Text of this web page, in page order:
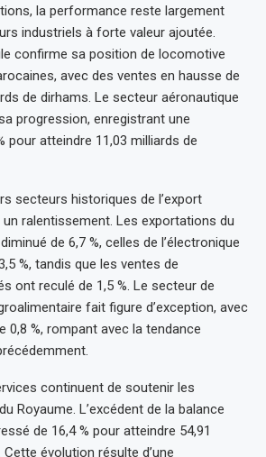
la performance reste largement
industriels à forte valeur ajoutée.
confirme sa position de locomotive
avec des ventes en hausse de
de dirhams. Le secteur aéronautique
progression, enregistrant une
pour atteindre 11,03 milliards de
secteurs historiques de l’export
ralentissement. Les exportations du
de 6,7 %, celles de l’électronique
%, tandis que les ventes de
ont reculé de 1,5 %. Le secteur de
fait figure d’exception, avec
0,8 %, rompant avec la tendance
continuent de soutenir les
Royaume. L’excédent de la balance
de 16,4 % pour atteindre 54,91
évolution résulte d’une